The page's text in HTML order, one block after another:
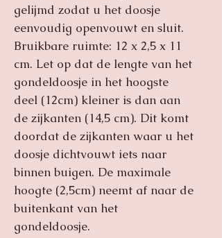
gelijmd zodat u het doosje
eenvoudig openvouwt en sluit.
Bruikbare ruimte: 12 x 2,5 x 11
cm. Let op dat de lengte van het
gondeldoosje in het hoogste
deel (12cm) kleiner is dan aan
de zijkanten (14,5 cm). Dit komt
doordat de zijkanten waar u het
doosje dichtvouwt iets naar
binnen buigen. De maximale
hoogte (2,5cm) neemt af naar de
buitenkant van het
gondeldoosje.